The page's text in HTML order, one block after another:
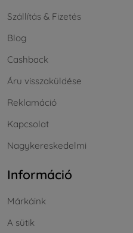
Szállítás & Fizetés
Blog
Cashback
Áru visszaküldése
Reklamáció
Kapcsolat
Nagykereskedelmi
Információ
Márkáink
A sütik